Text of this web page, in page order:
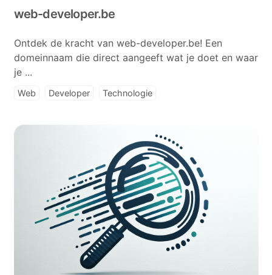
web-developer.be
Ontdek de kracht van web-developer.be! Een
domeinnaam die direct aangeeft wat je doet en waar
je ...
Web Developer Technologie